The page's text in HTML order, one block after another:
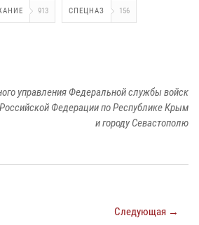
913 СПЕЦНАЗ 156
управления Федеральной службы войск
Федерации по Республике Крым
и городу Севастополю
Следующая →